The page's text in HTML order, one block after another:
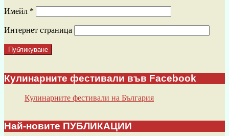
Имейл *
Интернет страница
Кулинарните фестивали във Facebook
Кулинарните фестивали на България
Най-новите ПУБЛИКАЦИИ